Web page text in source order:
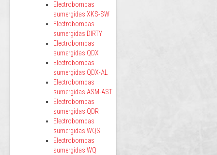
Electrobombas
sumergidas XKS-SW
Electrobombas
sumergidas DIRTY
Electrobombas
sumergidas QDX
Electrobombas
sumergidas QDX-AL
Electrobombas
sumergidas ASM-AST
Electrobombas
sumergidas QDR
Electrobombas
sumergidas WQS
Electrobombas
sumergidas WQ